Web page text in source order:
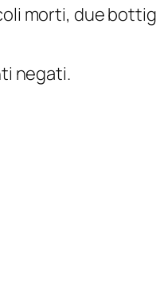
morti, due
negati.